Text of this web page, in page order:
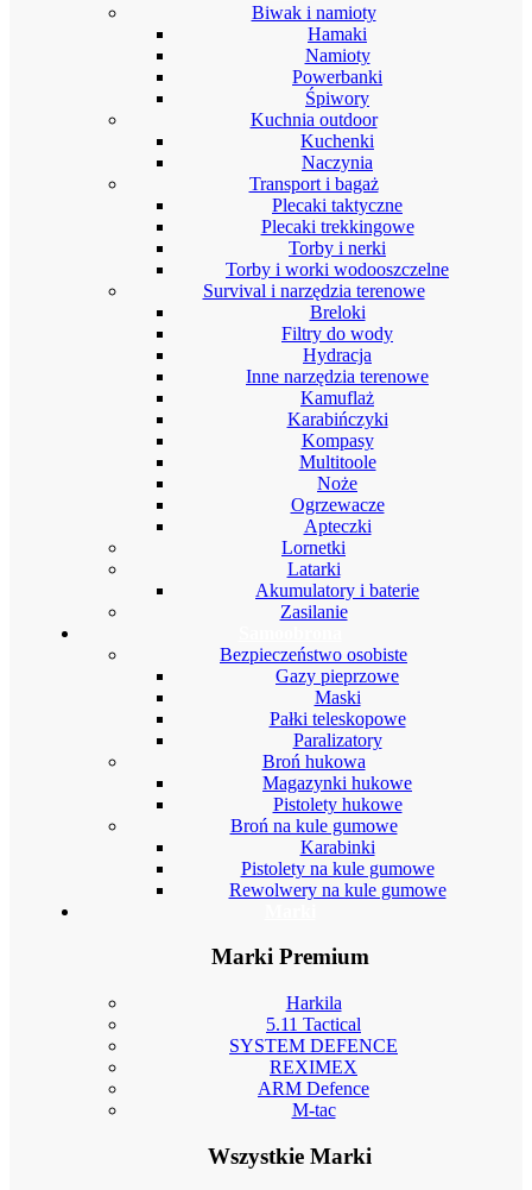
Biwak i namioty
Hamaki
Namioty
Powerbanki
Śpiwory
Kuchnia outdoor
Kuchenki
Naczynia
Transport i bagaż
Plecaki taktyczne
Plecaki trekkingowe
Torby i nerki
Torby i worki wodooszczelne
Survival i narzędzia terenowe
Breloki
Filtry do wody
Hydracja
Inne narzędzia terenowe
Kamuflaż
Karabińczyki
Kompasy
Multitoole
Noże
Ogrzewacze
Apteczki
Lornetki
Latarki
Akumulatory i baterie
Zasilanie
Bezpieczeństwo osobiste
Gazy pieprzowe
Maski
Pałki teleskopowe
Paralizatory
Broń hukowa
Magazynki hukowe
Pistolety hukowe
Broń na kule gumowe
Karabinki
Pistolety na kule gumowe
Rewolwery na kule gumowe
Marki Premium
Harkila
5.11 Tactical
SYSTEM DEFENCE
REXIMEX
ARM Defence
M-tac
Wszystkie Marki